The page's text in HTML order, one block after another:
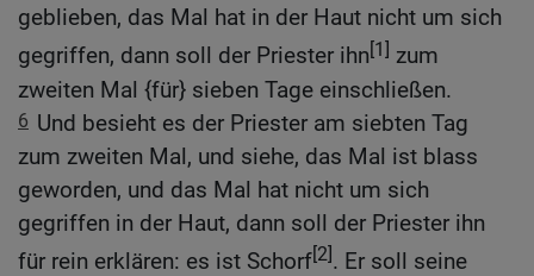
geblieben, das Mal hat in der Haut nicht um sich
gegriffen, dann soll der Priester ihn[1] zum
zweiten Mal {für} sieben Tage einschließen.
6 Und besieht es der Priester am siebten Tag
zum zweiten Mal, und siehe, das Mal ist blass
geworden, und das Mal hat nicht um sich
gegriffen in der Haut, dann soll der Priester ihn
für rein erklären: es ist Schorf[2]. Er soll seine